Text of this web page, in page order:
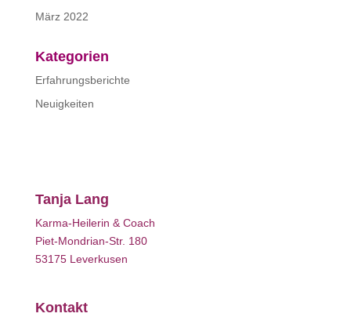
März 2022
Kategorien
Erfahrungsberichte
Neuigkeiten
Tanja Lang
Karma-Heilerin & Coach
Piet-Mondrian-Str. 180
53175 Leverkusen
Kontakt